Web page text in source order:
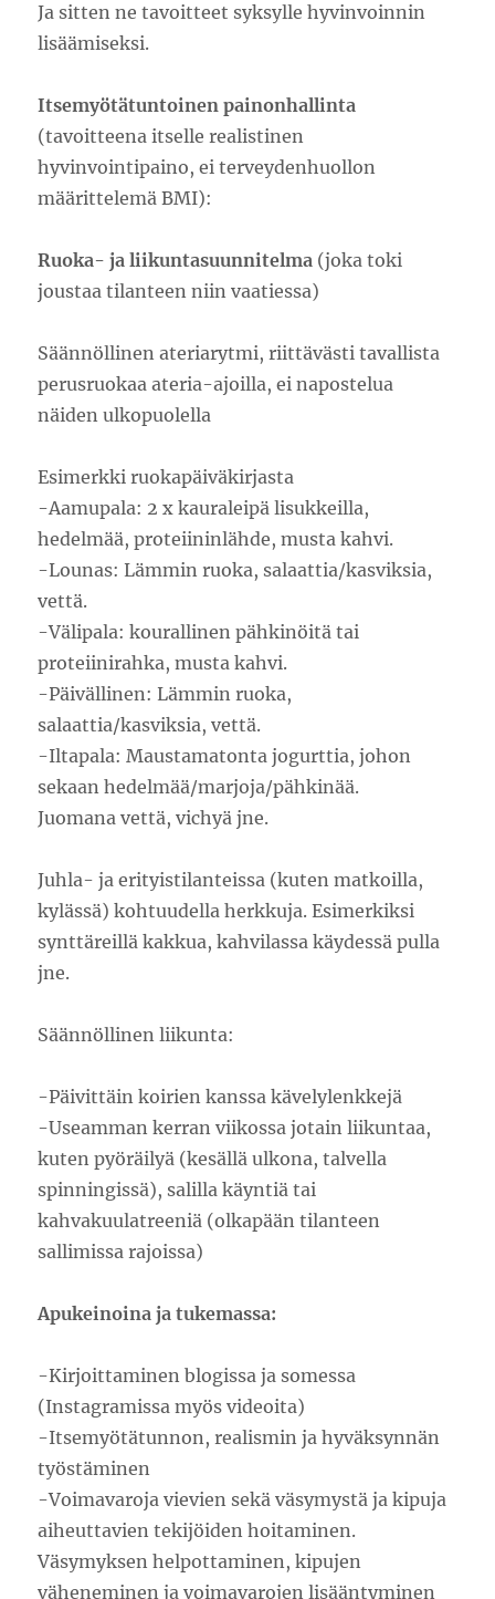
Ja sitten ne tavoitteet syksylle hyvinvoinnin
lisäämiseksi.
Itsemyötätuntoinen painonhallinta
(tavoitteena itselle realistinen
hyvinvointipaino, ei terveydenhuollon
määrittelemä BMI):
Ruoka- ja liikuntasuunnitelma (joka toki
joustaa tilanteen niin vaatiessa)
Säännöllinen ateriarytmi, riittävästi tavallista
perusruokaa ateria-ajoilla, ei napostelua
näiden ulkopuolella
Esimerkki ruokapäiväkirjasta
-Aamupala: 2 x kauraleipä lisukkeilla,
hedelmää, proteiininlähde, musta kahvi.️
-Lounas: Lämmin ruoka, salaattia/kasviksia,
vettä.
️-Välipala: kourallinen pähkinöitä tai
proteiinirahka, musta kahvi.
-Päivällinen: Lämmin ruoka,
salaattia/kasviksia, vettä.
-Iltapala: Maustamatonta jogurttia, johon
sekaan hedelmää/marjoja/pähkinää.
Juomana vettä, vichyä jne.
Juhla- ja erityistilanteissa (kuten matkoilla,
kylässä) kohtuudella herkkuja. Esimerkiksi
synttäreillä kakkua, kahvilassa käydessä pulla
jne.
Säännöllinen liikunta:
-Päivittäin koirien kanssa kävelylenkkejä
-Useamman kerran viikossa jotain liikuntaa,
kuten pyöräilyä (kesällä ulkona, talvella
spinningissä), salilla käyntiä tai
kahvakuulatreeniä (olkapään tilanteen
sallimissa rajoissa)
Apukeinoina ja tukemassa:
-Kirjoittaminen blogissa ja somessa
(Instagramissa myös videoita)
-Itsemyötätunnon, realismin ja hyväksynnän
työstäminen
-Voimavaroja vievien sekä väsymystä ja kipuja
aiheuttavien tekijöiden hoitaminen.
Väsymyksen helpottaminen, kipujen
väheneminen ja voimavarojen lisääntyminen